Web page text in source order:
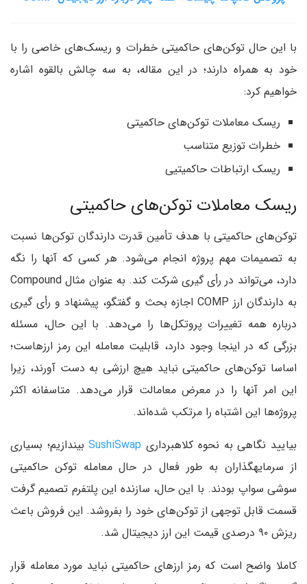
با این حال توکن‌های حاکمیتی خطرات و ریسک‌های خاصی را با
خود به همراه دارند؛ در این مقاله، به سه چالش بالقوه اشاره
خواهیم کرد:
ریسک معاملات توکن‌های حاکمیتی
خطرات توزیع متناسب
ریسک ارتباطات حاکمیتیی
ریسک معاملات توکن‌های حاکمیتی
توکن‌های حاکمیتی با هدف تأمین قدرت دارندگان توکن‌ها نسبت
به تصمیمات مهم پروژه انجام می‌شود. هر کسی که آنها را نگه
دارد، می‌تواند در رأی گیری شرکت کند. به عنوان مثال Compound
به دارندگان ارز COMP اجازه بحث و گفتگو، پیشنهاد و رأی گیری
درباره همه تغییرات پروتکل‌ها را می‌دهد. با این حال، مسئله
بزرگی که در اینجا وجود دارد، قابلیت معامله این رمز ارزهاست؛
اساسا توکن‌های حاکمیتی نباید هیچ ارزشی به دست آورند، زیرا
این امر آنها را در معرض معامالت قرار می‌دهد. متاسفانه اکثر
پروژه‌ها این اشتباه را مرتکب شده‌اند.
بیایید نگاهی به نحوه کلاهبرداری SushiSwapبیندازیم؛ بسیاری
از سرمایهگذاران به طور فعال در حال معامله توکن حاکمیتی
سوشی سواپ بودند. با این حال، سازنده این پلتفرم تصمیم گرفت
قسمت قابل توجهی از توکن‌های خود را بفروشد. این فروش باعث
ریزش ۹۰ درصدی قیمت این ارز دیجیتال شد.
کاملا واضح است که رمز ارزهای حاکمیتی نباید مورد معامله قرار